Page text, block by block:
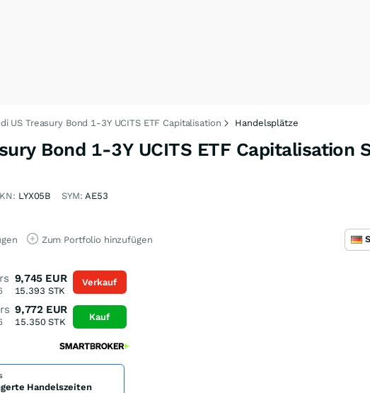
US Treasury Bond 1-3Y UCITS ETF Capitalisation Handelsplätze
Bond 1-3Y UCITS ETF Capitalisation
LYX05B SYM:AE53
Zum Portfolio hinzufügen
9,745 EUR
15.393 STK
9,772 EUR
15.350STK
Verkauf
Kauf
Handelszeiten